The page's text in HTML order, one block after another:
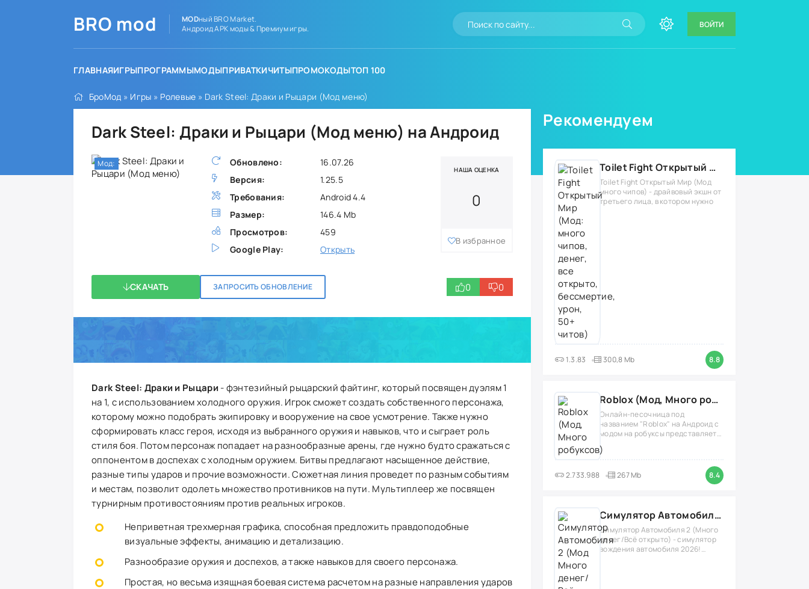
BRO mod MODный BRO Market.
Андроид APK моды & Премиум игры.
ВОЙТИ
ГЛАВНАЯИГРЫПРОГРАММЫМОДЫПРИВАТКИЧИТЫПРОМОКОДЫТОП 100
БроМод » Игры » Ролевые » Dark Steel: Драки и Рыцари (Мод меню)
Dark Steel: Драки и Рыцари (Мод меню) на Андроид
Обновлено:
16.07.26
Версия:
1.25.5
Требования:
Android 4.4
Размер:
146.4 Mb
Просмотров:
459
Google Play:
Открыть
НАША ОЦЕНКА
0
В избранное
СКАЧАТЬ ЗАПРОСИТЬ ОБНОВЛЕНИЕ 0 0
Мод:
Dark Steel: Драки и Рыцари - фэнтезийный рыцарский файтинг, который посвящен дуэлям 1
на 1, с использованием холодного оружия. Игрок сможет создать собственного персонажа,
которому можно подобрать экипировку и вооружение на свое усмотрение. Также нужно
сформировать класс героя, исходя из выбранного оружия и навыков, что и сыграет роль
стиля боя. Потом персонаж попадает на разнообразные арены, где нужно будто сражаться с
оппонентом в доспехах с холодным оружием. Битвы предлагают насыщенное действие,
разные типы ударов и прочие возможности. Сюжетная линия проведет по разным событиям
и местам, позволит одолеть множество противников на пути. Мультиплеер же посвящен
турнирным противостояниям против реальных игроков.
Неприветная трехмерная графика, способная предложить правдоподобные
визуальные эффекты, анимацию и детализацию.
Разнообразие оружия и доспехов, а также навыков для своего персонажа.
Простая, но весьма изящная боевая система расчетом на разные направления ударов
Рекомендуем
Toilet Fight Открытый Мир (Мод: много чипов, денег, все открыто, бессмертие, урон, 50+ читов)
Toilet Fight Открытый Мир (Мод
много чипов) - драйвовый экшн от
третьего лица, в котором нужно
1.3.83 300,8 Mb 8.8
Roblox (Мод, Много робуксов)
Онлайн-песочница под
названием "Roblox" на Андроид с
модом на робуксы представляет
собой
2.733.988 267 Mb 8.4
Симулятор Автомобиля 2 (Мод Много денег/Всё открыто)
Симулятор Автомобиля 2 (Много
денег/Всё открыто) - симулятор
вождения автомобиля 2026!